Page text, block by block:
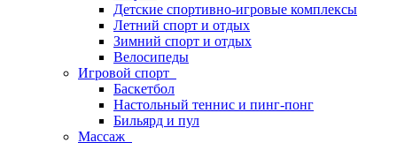
Детские спортивно-игровые комплексы
Летний спорт и отдых
Зимний спорт и отдых
Велосипеды
Игровой спорт
Баскетбол
Настольный теннис и пинг-понг
Бильярд и пул
Массаж